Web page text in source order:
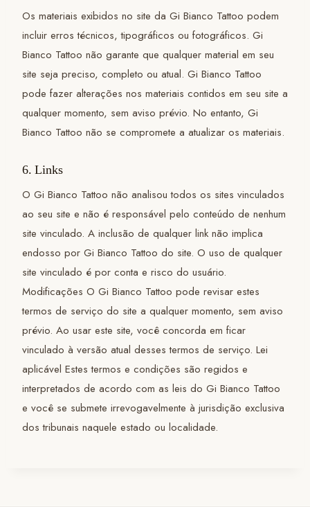
Os materiais exibidos no site da Gi Bianco Tattoo podem
incluir erros técnicos, tipográficos ou fotográficos. Gi
Bianco Tattoo não garante que qualquer material em seu
site seja preciso, completo ou atual. Gi Bianco Tattoo
pode fazer alterações nos materiais contidos em seu site a
qualquer momento, sem aviso prévio. No entanto, Gi
Bianco Tattoo não se compromete a atualizar os materiais.
6. Links
O Gi Bianco Tattoo não analisou todos os sites vinculados
ao seu site e não é responsável pelo conteúdo de nenhum
site vinculado. A inclusão de qualquer link não implica
endosso por Gi Bianco Tattoo do site. O uso de qualquer
site vinculado é por conta e risco do usuário.
Modificações O Gi Bianco Tattoo pode revisar estes
termos de serviço do site a qualquer momento, sem aviso
prévio. Ao usar este site, você concorda em ficar
vinculado à versão atual desses termos de serviço. Lei
aplicável Estes termos e condições são regidos e
interpretados de acordo com as leis do Gi Bianco Tattoo
e você se submete irrevogavelmente à jurisdição exclusiva
dos tribunais naquele estado ou localidade.